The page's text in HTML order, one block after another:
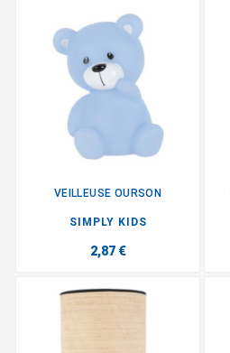
VEILLEUSE OURSON
SIMPLY KIDS
2,87 €